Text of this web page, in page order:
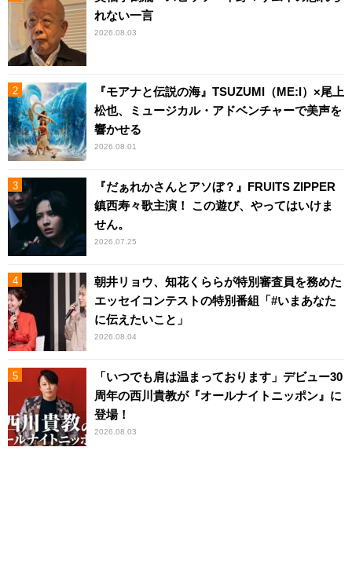
れない一言
2026.08.03
『モアナと伝説の海』TSUZUMI（ME:I）×尾上
松也、ミュージカル・アドベンチャーで美声を
響かせる
2026.08.01
『だぁれかさんとアソぼ？』FRUITS ZIPPER
鎮西寿々歌主演！ この遊び、やってはいけま
せん。
2026.07.25
朝井リョウ、知花くららが特別審査員を務めた
エッセイコンテストの特別番組「#いまあなた
に伝えたいこと」
2026.08.04
「いつでも肩は温まっております」デビュー30
周年の西川貴教が『オールナイトニッポン』に
登場！
2026.08.03